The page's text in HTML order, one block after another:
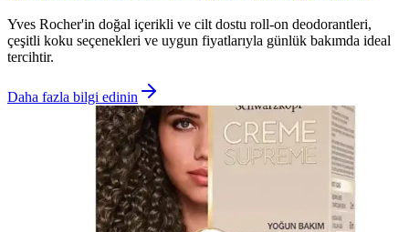
Yves Rocher'in doğal içerikli ve cilt dostu roll-on deodorantleri,
çeşitli koku seçenekleri ve uygun fiyatlarıyla günlük bakımda ideal
tercihtir.
Daha fazla bilgi edinin